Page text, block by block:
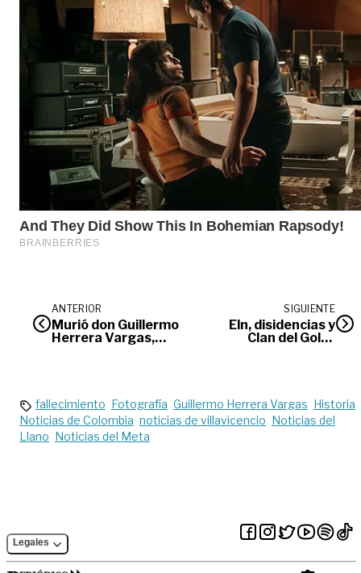
ANTERIOR
Murió don Guillermo
Herrera Vargas,
SIGUIENTE
Eln, disidencias y
Clan del Golfo
fallecimiento Fotografía Guillermo Herrera Vargas Historia
Noticias de Colombia noticias de villavicencio Noticias del
Llano Noticias del Meta
Legales